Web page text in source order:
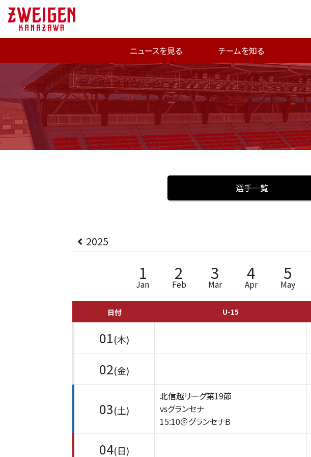
ニュースを見る チームを知る
選手一覧
2025
1
Jan
2
Feb
3
Mar
4
Apr
5
May
日付 U-15
01(木)
02(金)
03(土)
北信越リーグ第19節
vsグランセナ
15:10＠グランセナB
04(日)